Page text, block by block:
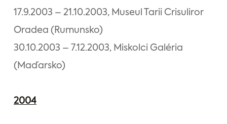
17.9.2003 – 21.10.2003, Museul Tarii Crisuliror
Oradea (Rumunsko)
30.10.2003 – 7.12.2003, Miskolci Galéria
(Maďarsko)
2004